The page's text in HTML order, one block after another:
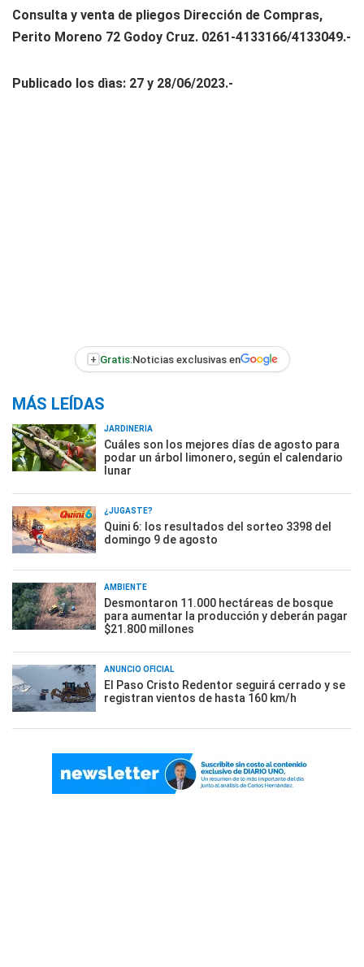
Consulta y venta de pliegos Dirección de Compras,
Perito Moreno 72 Godoy Cruz. 0261-4133166/4133049.-
Publicado los dìas: 27 y 28/06/2023.-
+ Gratis:Noticias exclusivas en
MÁS LEÍDAS
JARDINERÍA
Cuáles son los mejores días de agosto para
podar un árbol limonero, según el calendario
lunar
¿JUGASTE?
Quini 6: los resultados del sorteo 3398 del
domingo 9 de agosto
AMBIENTE
Desmontaron 11.000 hectáreas de bosque
para aumentar la producción y deberán pagar
$21.800 millones
ANUNCIO OFICIAL
El Paso Cristo Redentor seguirá cerrado y se
registran vientos de hasta 160 km/h